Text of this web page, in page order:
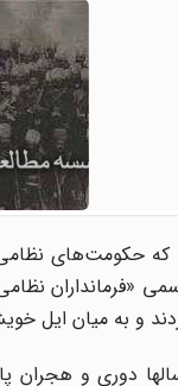
حکومت‌های نظامی
و به میان ایل
دوری و هجران